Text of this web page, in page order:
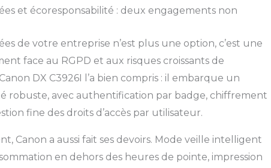
et écoresponsabilité : deux engagements non
de votre entreprise n’est plus une option, c’est une
face au RGPD et aux risques croissants de
DX C3926I l’a bien compris : il embarque un
robuste, avec authentification par badge, chiffrement
fine des droits d’accès par utilisateur.
Canon a aussi fait ses devoirs. Mode veille intelligent
en dehors des heures de pointe, impression